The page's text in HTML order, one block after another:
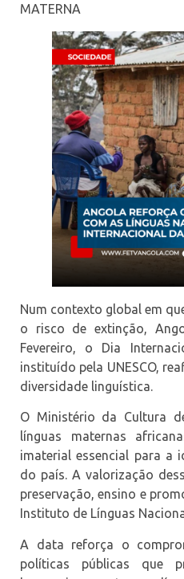
MATERNA
Num contexto global em
o risco de extinção,
Fevereiro, o Dia
instituído pela UNESCO,
diversidade linguística.
O Ministério da Cultura
línguas maternas
imaterial essencial para a
do país. A valorização
preservação, ensino e
Instituto de Línguas
A data reforça o
políticas públicas que